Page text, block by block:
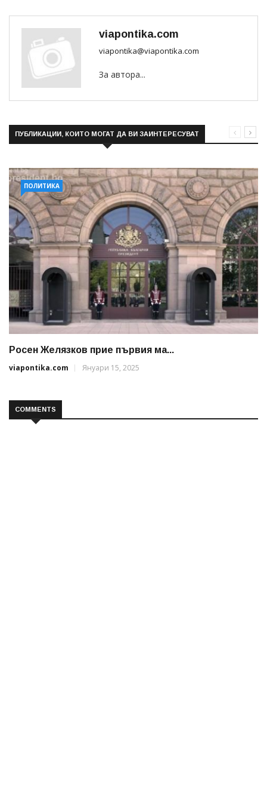
viapontika.com
viapontika@viapontika.com
За автора...
ПУБЛИКАЦИИ, КОИТО МОГАТ ДА ВИ ЗАИНТЕРЕСУВАТ
ПОЛИТИКА
Росен Желязков прие първия ма...
viapontika.com
Януари 15, 2025
COMMENTS